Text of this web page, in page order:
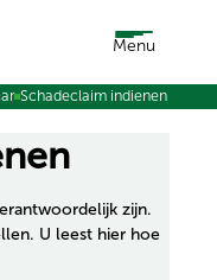
Menu
Schadeclaim indienen
zijn.
U leest hier hoe